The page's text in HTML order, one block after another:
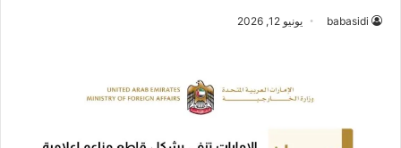
babasidi يونيو 12, 2026